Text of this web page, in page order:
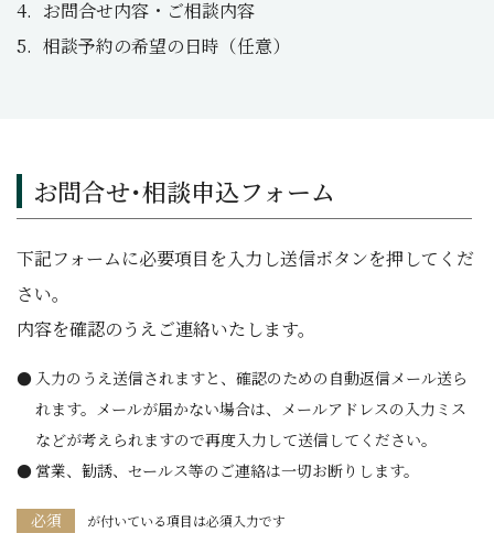
お問合せ内容・ご相談内容
相談予約の希望の日時（任意）
お問合せ･相談申込フォーム
下記フォームに必要項目を入力し送信ボタンを押してくだ
さい。
内容を確認のうえご連絡いたします。
入力のうえ送信されますと、確認のための自動返信メール送ら
れます。メールが届かない場合は、メールアドレスの入力ミス
などが考えられますので再度入力して送信してください。
営業、勧誘、セールス等のご連絡は一切お断りします。
必須 が付いている項目は必須入力です